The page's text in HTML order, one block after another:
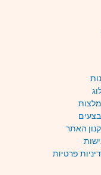
האתר
פרטיות